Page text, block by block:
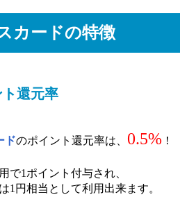
カードの特徴
還元率
ドのポイント還元率は、 0.5% ！
で1ポイント付与され、
1円相当として利用出来ます。